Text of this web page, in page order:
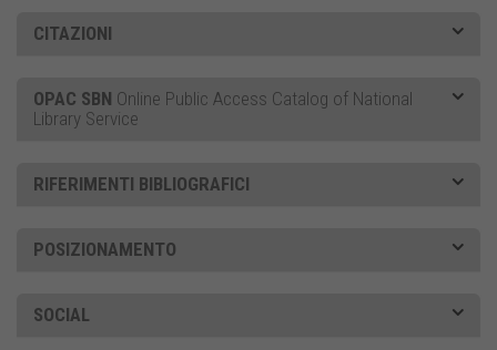
CITAZIONI
OPAC SBN Online Public Access Catalog of National
Library Service
RIFERIMENTI BIBLIOGRAFICI
POSIZIONAMENTO
SOCIAL